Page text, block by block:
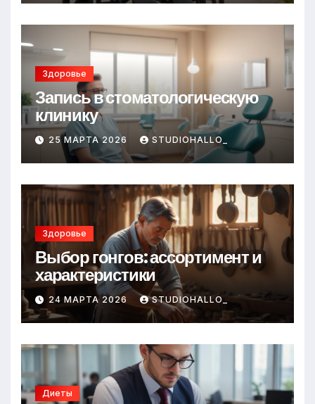
Здоровье
Запись в стоматологическую
клинику
25 МАРТА 2026 STUDIOHALLO_
Здоровье
Выбор гонгов: ассортимент и
характеристики
24 МАРТА 2026 STUDIOHALLO_
Диеты